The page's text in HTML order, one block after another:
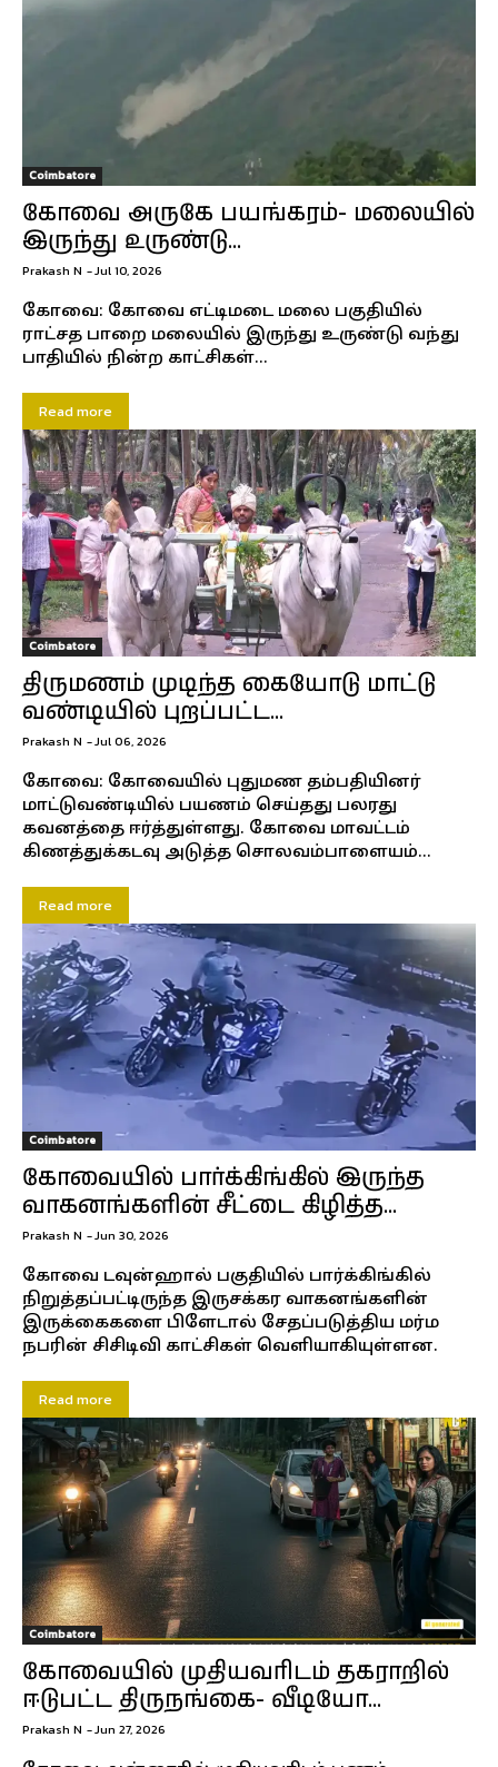
Coimbatore
கோவை அருகே பயங்கரம்- மலையில்
இருந்து உருண்டு...
Prakash N -Jul 10, 2026
கோவை: கோவை எட்டிமடை மலை பகுதியில்
ராட்சத பாறை மலையில் இருந்து உருண்டு வந்து
பாதியில் நின்ற காட்சிகள்...
Read more
Coimbatore
திருமணம் முடிந்த கையோடு மாட்டு
வண்டியில் புறப்பட்ட...
Prakash N -Jul 06, 2026
கோவை: கோவையில் புதுமண தம்பதியினர்
மாட்டுவண்டியில் பயணம் செய்தது பலரது
கவனத்தை ஈர்த்துள்ளது. கோவை மாவட்டம்
கிணத்துக்கடவு அடுத்த சொலவம்பாளையம்...
Read more
Coimbatore
கோவையில் பார்க்கிங்கில் இருந்த
வாகனங்களின் சீட்டை கிழித்த...
Prakash N -Jun 30, 2026
கோவை டவுன்ஹால் பகுதியில் பார்க்கிங்கில்
நிறுத்தப்பட்டிருந்த இருசக்கர வாகனங்களின்
இருக்கைகளை பிளேடால் சேதப்படுத்திய மர்ம
நபரின் சிசிடிவி காட்சிகள் வெளியாகியுள்ளன.
Read more
Coimbatore
கோவையில் முதியவரிடம் தகராறில்
ஈடுபட்ட திருநங்கை- வீடியோ...
Prakash N -Jun 27, 2026